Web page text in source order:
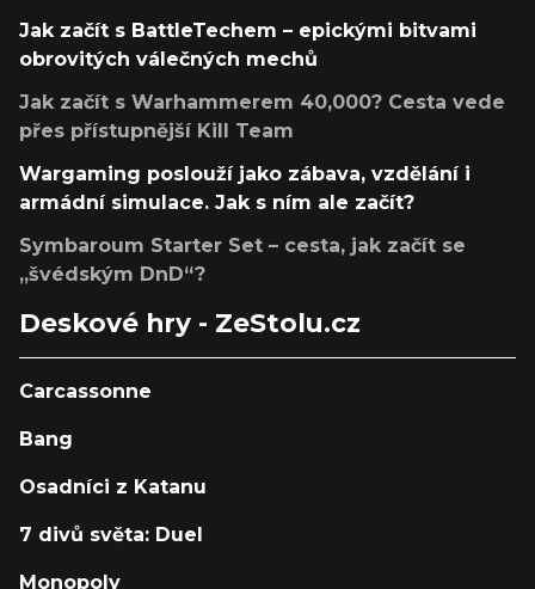
Jak začít s BattleTechem – epickými bitvami
obrovitých válečných mechů
Jak začít s Warhammerem 40,000? Cesta vede
přes přístupnější Kill Team
Wargaming poslouží jako zábava, vzdělání i
armádní simulace. Jak s ním ale začít?
Symbaroum Starter Set – cesta, jak začít se
„švédským DnD“?
Deskové hry - ZeStolu.cz
Carcassonne
Bang
Osadníci z Katanu
7 divů světa: Duel
Monopoly